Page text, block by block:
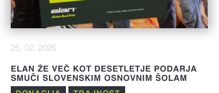
25. 02. 2026
ELAN ŽE VEČ KOT DESETLETJE PODARJA
SMUČI SLOVENSKIM OSNOVNIM ŠOLAM